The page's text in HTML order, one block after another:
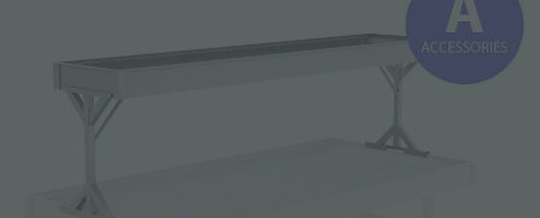
MÁS RESULTADOS PARA USTED: